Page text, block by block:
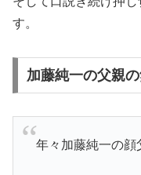
す。
加藤純一の父親
年々加藤純一の顔